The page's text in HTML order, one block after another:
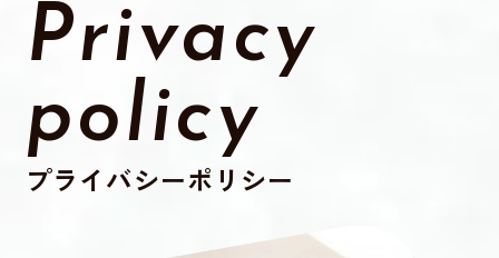
Privacy
policy
プライバシーポリシー